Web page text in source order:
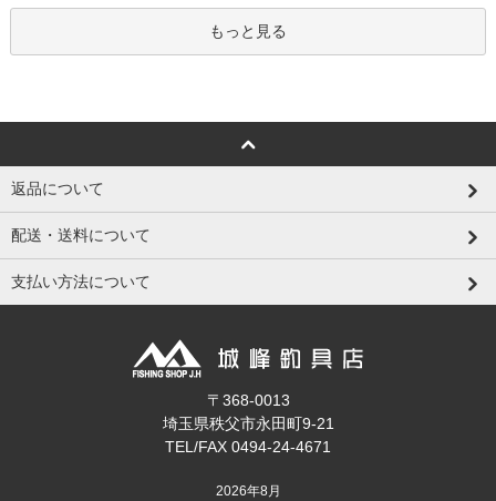
もっと見る
返品について
配送・送料について
支払い方法について
〒368-0013
埼玉県秩父市永田町9-21
TEL/FAX 0494-24-4671
2026年8月